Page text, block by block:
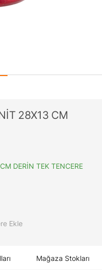
28X13 CM
DERİN TEK TENCERE
Ekle
Mağaza Stokları